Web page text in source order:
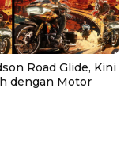
Road Glide, Kini
dengan Motor